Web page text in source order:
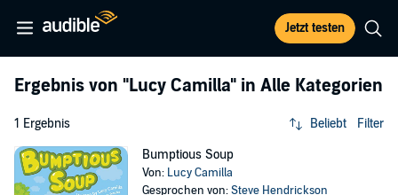
Jetzt testen
Ergebnis von "Lucy Camilla" in Alle Kategorien
1 Ergebnis Beliebt Filter
Bumptious Soup
Von: Lucy Camilla
Gesprochen von:Steve Hendrickson